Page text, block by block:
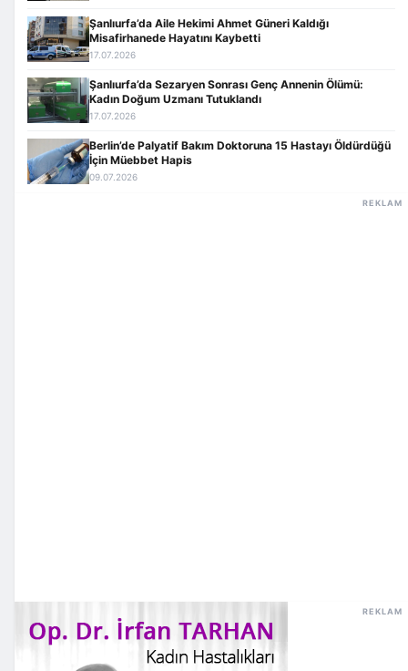
Şanlıurfa’da Aile Hekimi Ahmet Güneri Kaldığı
Misafirhanede Hayatını Kaybetti
17.07.2026
Şanlıurfa’da Sezaryen Sonrası Genç Annenin Ölümü:
Kadın Doğum Uzmanı Tutuklandı
17.07.2026
Berlin’de Palyatif Bakım Doktoruna 15 Hastayı Öldürdüğü
İçin Müebbet Hapis
09.07.2026
REKLAM
REKLAM